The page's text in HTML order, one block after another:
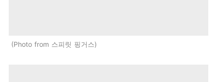
Photo from 스피릿 핑거스